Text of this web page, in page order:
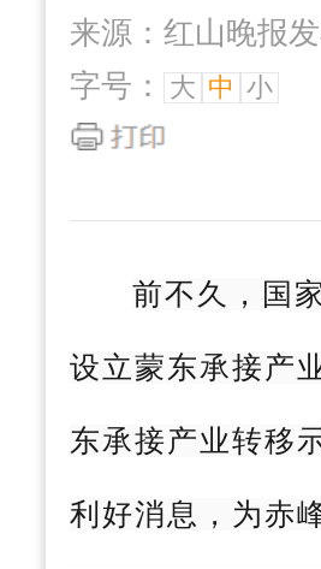
来源：红山晚报
字号：
大 中 小
前不久，国
设立蒙东承接产
东承接产业转移
利好消息，为赤